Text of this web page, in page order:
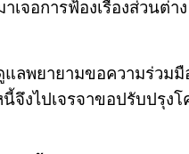
จอการฟ้องเรื่องส่วนต่า
พยายามขอความร่วมมื
งไปเจรจาขอปรับปรุง